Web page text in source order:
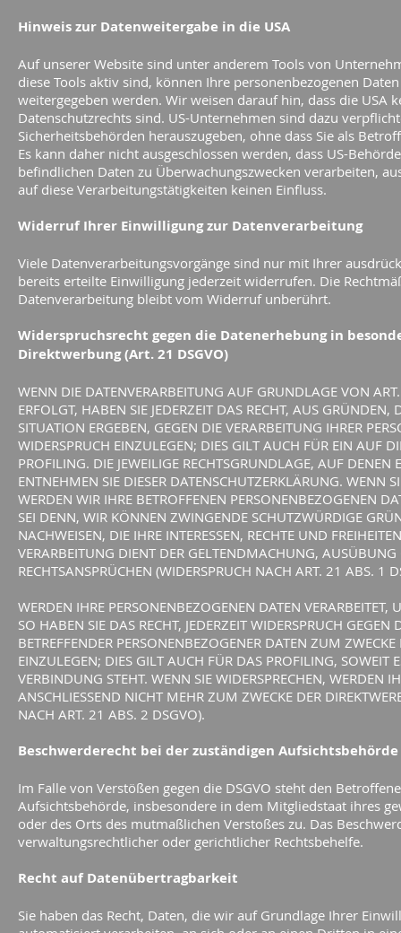
Hinweis zur Datenweitergabe in die USA
Auf unserer Website sind unter anderem Tools von
diese Tools aktiv sind, können Ihre personenbezogenen
weitergegeben werden. Wir weisen darauf hin, dass die USA
Datenschutzrechts sind. US-Unternehmen sind dazu
Sicherheitsbehörden herauszugeben, ohne dass Sie als
Es kann daher nicht ausgeschlossen werden, dass US-
befindlichen Daten zu Überwachungszwecken verarbeiten,
auf diese Verarbeitungstätigkeiten keinen Einfluss.
Widerruf Ihrer Einwilligung zur Datenverarbeitung
Viele Datenverarbeitungsvorgänge sind nur mit Ihrer
bereits erteilte Einwilligung jederzeit widerrufen. Die
Datenverarbeitung bleibt vom Widerruf unberührt.
Widerspruchsrecht gegen die Datenerhebung in
Direktwerbung (Art. 21 DSGVO)
WENN DIE DATENVERARBEITUNG AUF GRUNDLAGE VON
ERFOLGT, HABEN SIE JEDERZEIT DAS RECHT, AUS GRÜNDEN,
SITUATION ERGEBEN, GEGEN DIE VERARBEITUNG IHRER
WIDERSPRUCH EINZULEGEN; DIES GILT AUCH FÜR EIN AUF
PROFILING. DIE JEWEILIGE RECHTSGRUNDLAGE, AUF DENEN
ENTNEHMEN SIE DIESER DATENSCHUTZERKLÄRUNG. WENN
WERDEN WIR IHRE BETROFFENEN PERSONENBEZOGENEN
SEI DENN, WIR KÖNNEN ZWINGENDE SCHUTZWÜRDIGE
NACHWEISEN, DIE IHRE INTERESSEN, RECHTE UND
VERARBEITUNG DIENT DER GELTENDMACHUNG,
RECHTSANSPRÜCHEN (WIDERSPRUCH NACH ART. 21 ABS. 1
WERDEN IHRE PERSONENBEZOGENEN DATEN
SO HABEN SIE DAS RECHT, JEDERZEIT WIDERSPRUCH GEGEN
BETREFFENDER PERSONENBEZOGENER DATEN ZUM
EINZULEGEN; DIES GILT AUCH FÜR DAS PROFILING, SOWEIT
VERBINDUNG STEHT. WENN SIE WIDERSPRECHEN, WERDEN
ANSCHLIESSEND NICHT MEHR ZUM ZWECKE DER
NACH ART. 21 ABS. 2 DSGVO).
Beschwerderecht bei der zuständigen Aufsichtsbehörde
Im Falle von Verstößen gegen die DSGVO steht den
Aufsichtsbehörde, insbesondere in dem Mitgliedstaat ihres
oder des Orts des mutmaßlichen Verstoßes zu. Das
verwaltungsrechtlicher oder gerichtlicher Rechtsbehelfe.
Recht auf Datenübertragbarkeit
Sie haben das Recht, Daten, die wir auf Grundlage Ihrer